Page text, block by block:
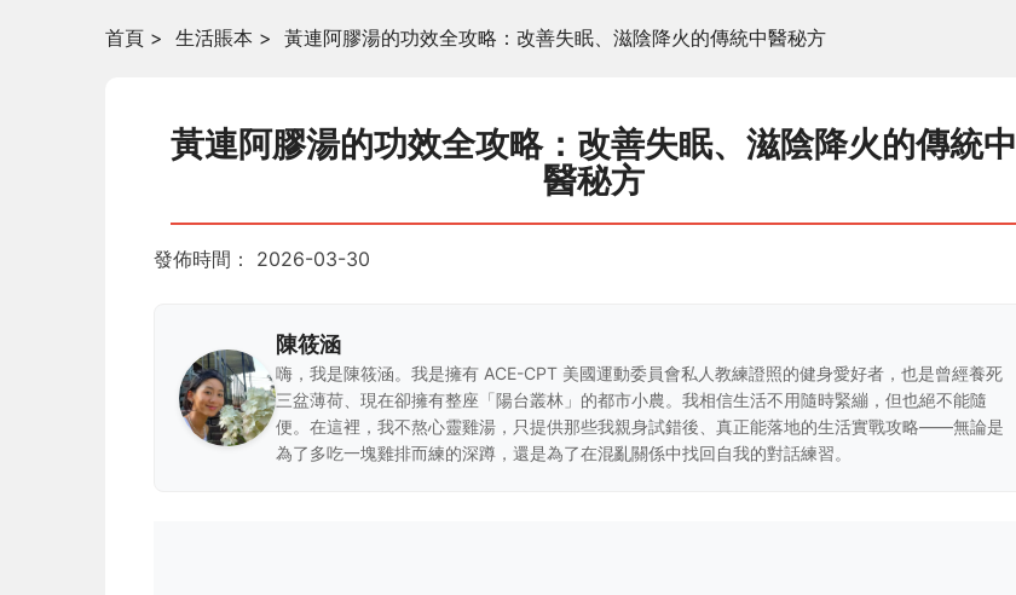
首頁 > 生活賬本 > 黃連阿膠湯的功效全攻略：改善失眠、滋陰降火的傳統中醫秘方
黃連阿膠湯的功效全攻略：改善失眠、滋陰降火的傳統中
醫秘方
發佈時間： 2026-03-30
陳筱涵
嗨，我是陳筱涵。我是擁有 ACE-CPT 美國運動委員會私人教練證照的健身愛好者，也是曾經養死
三盆薄荷、現在卻擁有整座「陽台叢林」的都市小農。我相信生活不用隨時緊繃，但也絕不能隨
便。在這裡，我不熬心靈雞湯，只提供那些我親身試錯後、真正能落地的生活實戰攻略——無論是
為了多吃一塊雞排而練的深蹲，還是為了在混亂關係中找回自我的對話練習。